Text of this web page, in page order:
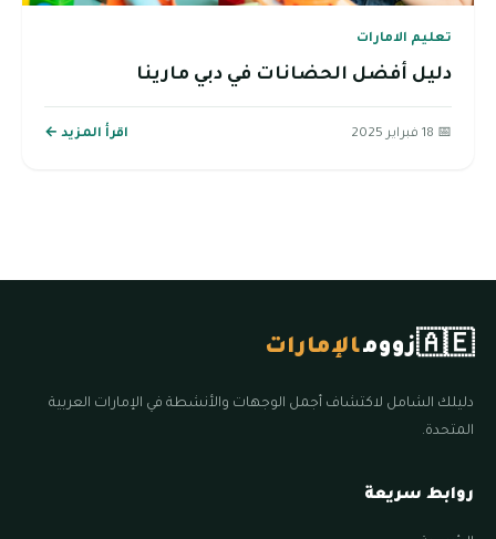
تعليم الامارات
دليل أفضل الحضانات في دبي مارينا
📅 18 فبراير 2025 اقرأ المزيد ←
🇦🇪زوومالإمارات
دليلك الشامل لاكتشاف أجمل الوجهات والأنشطة في الإمارات العربية
المتحدة.
روابط سريعة